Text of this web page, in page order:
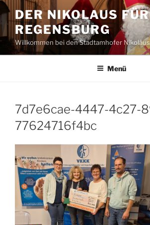
Zum
Inhalt
springen
DER NIKOLAUS FÜR
REGENSBURG
Willkommen bei den Stadtamhofer
Menü
7d7e6cae-4447-4c27-
77624716f4bc